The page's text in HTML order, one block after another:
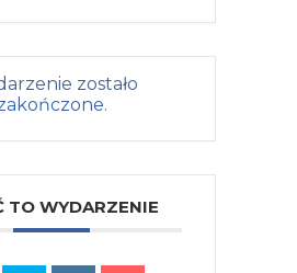
zostało
TO WYDARZENIE